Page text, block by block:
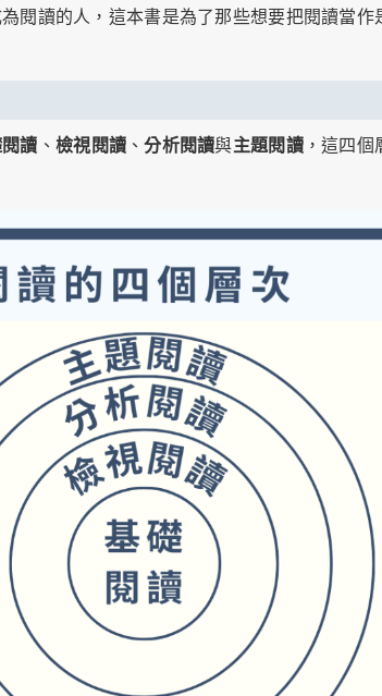
閱讀的人，這本書是為了那些想要把閱讀當作
讀 、 檢視閱讀 、分析閱讀與主題閱讀，這四個